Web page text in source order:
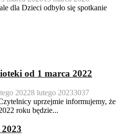
dla Dzieci odbyło się spotkanie
od 1 marca 2022
20228 lutego 20233037
uprzejmie informujemy, że
roku będzie...